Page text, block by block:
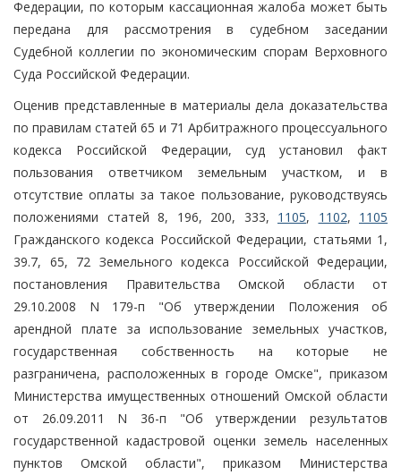
Федерации, по которым кассационная жалоба может быть
передана для рассмотрения в судебном заседании
Судебной коллегии по экономическим спорам Верховного
Суда Российской Федерации.
Оценив представленные в материалы дела доказательства
по правилам статей 65 и 71 Арбитражного процессуального
кодекса Российской Федерации, суд установил факт
пользования ответчиком земельным участком, и в
отсутствие оплаты за такое пользование, руководствуясь
положениями статей 8, 196, 200, 333, 1105, 1102, 1105
Гражданского кодекса Российской Федерации, статьями 1,
39.7, 65, 72 Земельного кодекса Российской Федерации,
постановления Правительства Омской области от
29.10.2008 N 179-п "Об утверждении Положения об
арендной плате за использование земельных участков,
государственная собственность на которые не
разграничена, расположенных в городе Омске", приказом
Министерства имущественных отношений Омской области
от 26.09.2011 N 36-п "Об утверждении результатов
государственной кадастровой оценки земель населенных
пунктов Омской области", приказом Министерства